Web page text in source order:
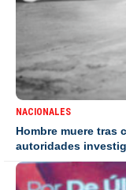
NACIONALES
Hombre muere tras
autoridades